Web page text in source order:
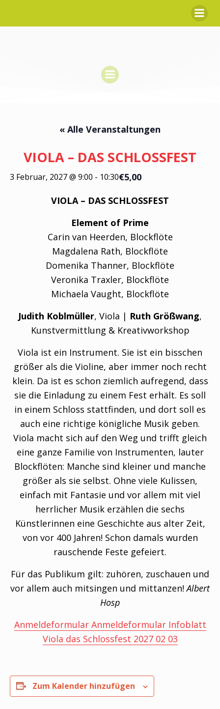
springen
« Alle Veranstaltungen
VIOLA – DAS SCHLOSSFEST
3 Februar, 2027 @ 9:00 - 10:30€5,00
VIOLA – DAS SCHLOSSFEST
Element of Prime
Carin van Heerden, Blockflöte
Magdalena Rath, Blockflöte
Domenika Thanner, Blockflöte
Veronika Traxler, Blockflöte
Michaela Vaught, Blockflöte
Judith Koblmüller, Viola | Ruth Größwang,
Kunstvermittlung & Kreativworkshop
Viola ist ein Instrument. Sie ist ein bisschen
größer als die Violine, aber immer noch recht
klein. Da ist es schon ziemlich aufregend, dass
sie die Einladung zu einem Fest erhält. Es soll
in einem Schloss stattfinden, und dort soll es
auch eine richtige königliche Musik geben.
Viola macht sich auf den Weg und trifft gleich
eine ganze Familie von Instrumenten, lauter
Blockflöten: Manche sind kleiner und manche
größer als sie selbst. Ohne viele Kulissen,
einfach mit Fantasie und vor allem mit viel
herrlicher Musik erzählen die sechs
Künstlerinnen eine Geschichte aus alter Zeit,
von vor 400 Jahren! Schon damals wurden
rauschende Feste gefeiert.
Für das Publikum gilt: zuhören, zuschauen und
vor allem auch mitsingen und mittanzen!Albert
Hosp
Anmeldeformular Anmeldeformular Infoblatt
Viola das Schlossfest 2027 02 03
Zum Kalender hinzufügen